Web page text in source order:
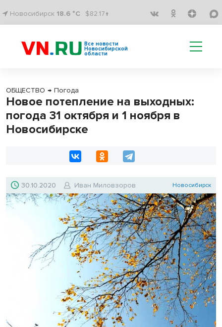
Новосибирск 18.6 °C $82.17↑
Все новости
Новосибирской
области
ОБЩЕСТВО → Погода
Новое потепление на выходных:
погода 31 октября и 1 ноября в
Новосибирске
30.10.2020 Иван Миловзоров Новосибирск